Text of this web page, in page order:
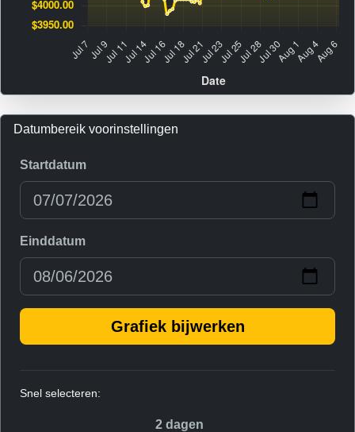
Datumbereik voorinstellingen
Startdatum
Einddatum
Grafiek bijwerken
Snel selecteren:
2 dagen